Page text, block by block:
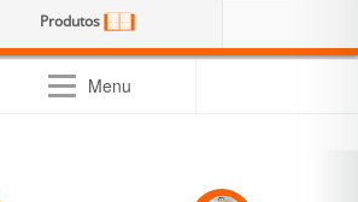
Produtos
Menu